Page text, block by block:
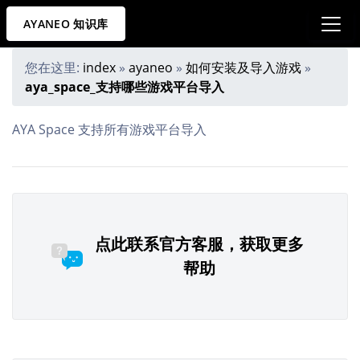
AYANEO 知识库
您在这里: index » ayaneo » 如何安装及导入游戏 »
aya_space_支持哪些游戏平台导入
AYA Space 支持所有游戏平台导入
点此联系官方客服，获取更多
帮助